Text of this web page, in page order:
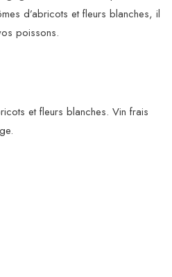
d’abricots et fleurs blanches, il
poissons.
et fleurs blanches. Vin frais